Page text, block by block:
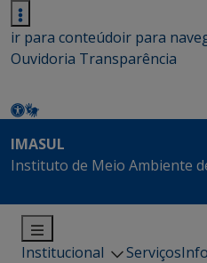
ir para conteúdoir para
Ouvidoria Transparência
IMASUL
Instituto de Meio Ambiente
Institucional Serviços